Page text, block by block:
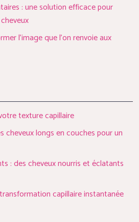
: une solution efficace pour
l’image que l’on renvoie aux
texture capillaire
cheveux longs en couches pour un
: des cheveux nourris et éclatants
capillaire instantanée